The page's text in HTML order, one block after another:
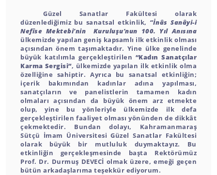
Güzel Sanatlar Fakültesi olarak
düzenlediğimiz bu sanatsal etkinlik, “İnâs Sanâyi-i
Nefîse Mektebi’nin Kuruluşu’nun 100. Yıl Anısına
ülkemizde yapılan geniş kapsamlı ilk etkinlik olması
açısından önem taşımaktadır. Yine ülke genelinde
büyük katılımla gerçekleştirilen “Kadın Sanatçılar
Karma Sergisi”, ülkemizde yapılan ilk etkinlik olma
özelliğine sahiptir. Ayrıca bu sanatsal etkinliğin;
içerik bakımından kadınlar adına yapılması,
sanatçıların ve panelistlerin tamamen kadın
olmaları açısından da büyük önem arz etmekte
olup, yine bu yönleriyle ülkemizde ilk defa
gerçekleştirilen faaliyet olması yönünden de dikkât
çekmektedir. Bundan dolayı, Kahramanmaraş
Sütçü İmam Üniversitesi Güzel Sanatlar Fakültesi
olarak büyük bir mutluluk duymaktayız. Bu
etkinliğin gerçekleşmesinde başta Rektörümüz
Prof. Dr. Durmuş DEVECİ olmak üzere, emeği geçen
bütün arkadaşlarıma teşekkür ediyorum.